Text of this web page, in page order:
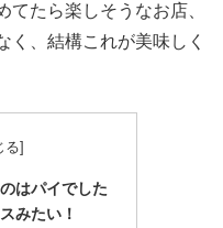
たら楽しそうなお店、
く、結構これが美味しく
はパイでした
みたい！